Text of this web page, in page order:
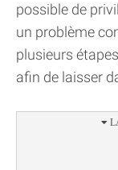
possible de
un problème
plusieurs
afin de laisser